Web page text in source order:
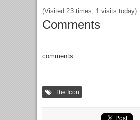
(Visited 23 times, 1 visits today)
Comments
comments
The Icon